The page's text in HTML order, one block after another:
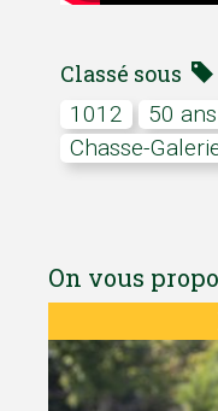
Classé sous
1012 50 ans
Chasse-
On vous